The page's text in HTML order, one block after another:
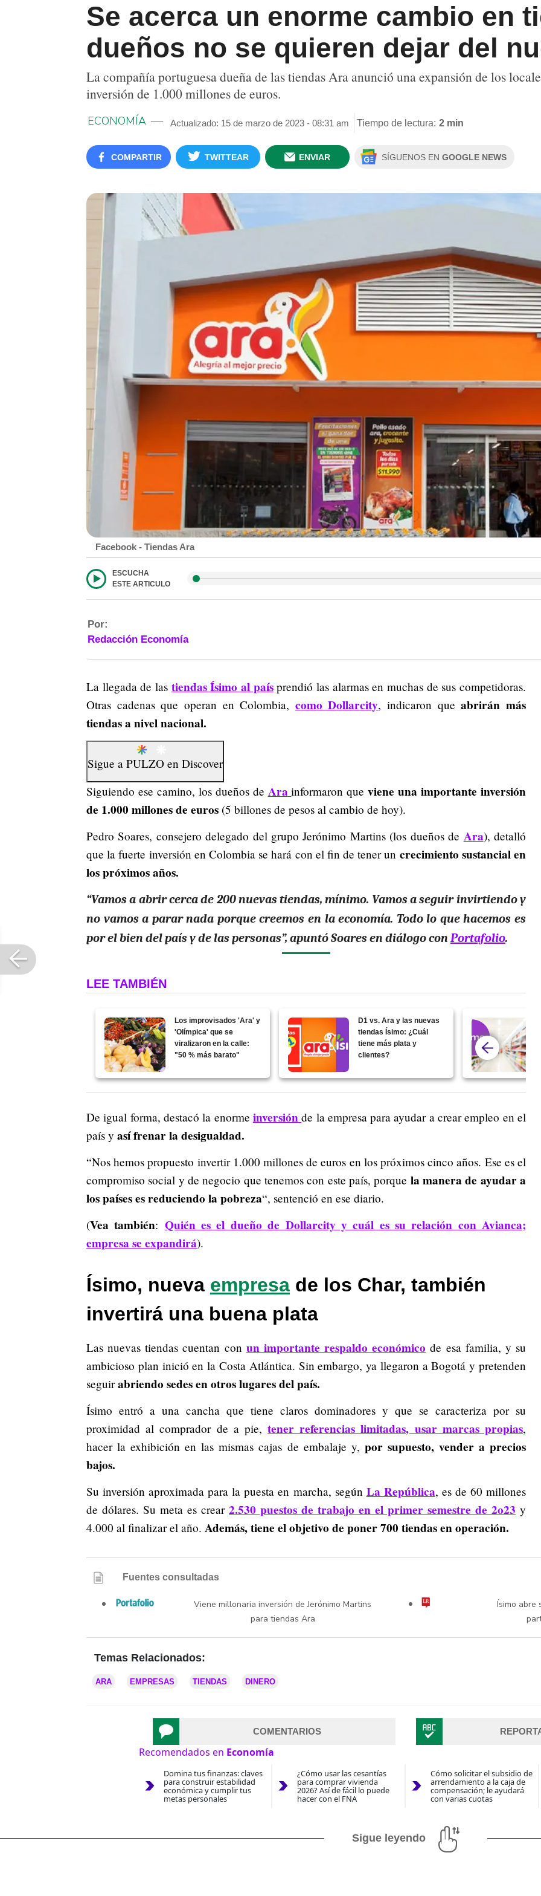
Se acerca un enorme cambio en
dueños no se quieren dejar del
La compañía portuguesa dueña de las tiendas Ara anunció una expansión de los
inversión de 1.000 millones de euros.
ECONOMÍA Actualizado: 15 de marzo de 2023 - 08:31 am Tiempo de lectura: 2 min
COMPARTIR TWITTEAR ENVIAR SÍGUENOS EN GOOGLE NEWS
Facebook - Tiendas Ara
ESCUCHA
ESTE ARTICULO
Por:
Redacción Economía
La llegada de las tiendas Ísimo al paísprendió las alarmas en muchas de sus competidoras.
Otras cadenas que operan en Colombia, como Dollarcity, indicaron queabrirán más
tiendas a nivel nacional.
Sigue a PULZO en Discover
Siguiendo ese camino, los dueños de Ara informaron que viene una importante inversión
de 1.000 millones de euros (5 billones de pesos al cambio de hoy).
Pedro Soares, consejero delegado del grupo Jerónimo Martins (los dueños de Ara), detalló
que la fuerte inversión en Colombia se hará con el fin de tener un crecimiento sustancial en
los próximos años.
“Vamos a abrir cerca de 200 nuevas tiendas, mínimo. Vamos a seguir invirtiendo y
no vamos a parar nada porque creemos en la economía. Todo lo que hacemos es
por el bien del país y de las personas”, apuntó Soares en diálogo conPortafolio.
LEE TAMBIÉN
Los improvisados 'Ara' y
'Olímpica' que se
viralizaron en la calle:
"50 % más barato"
D1 vs. Ara y las nuevas
tiendas Ísimo: ¿Cuál
tiene más plata y
clientes?
De igual forma, destacó la enorme inversión de la empresa para ayudar a crear empleo en el
país y así frenar la desigualdad.
“Nos hemos propuesto invertir 1.000 millones de euros en los próximos cinco años. Ese es el
compromiso social y de negocio que tenemos con este país, porque la manera de ayudar a
los países es reduciendo la pobreza“, sentenció en ese diario.
(Vea también: Quién es el dueño de Dollarcity y cuál es su relación con Avianca;
empresa se expandirá).
Ísimo, nueva empresa de los Char, también
invertirá una buena plata
Las nuevas tiendas cuentan con un importante respaldo económico de esa familia, y su
ambicioso plan inició en la Costa Atlántica. Sin embargo, ya llegaron a Bogotá y pretenden
seguirabriendo sedes en otros lugares del país.
Ísimo entró a una cancha que tiene claros dominadores y que se caracteriza por su
proximidad al comprador de a pie,tener referencias limitadas, usar marcas propias,
hacer la exhibición en las mismas cajas de embalaje y, por supuesto, vender a precios
bajos.
Su inversión aproximada para la puesta en marcha, según La República, es de 60 millones
de dólares. Su meta es crear 2.530 puestos de trabajo en el primer semestre de 2o23 y
4.000 al finalizar el año. Además, tiene el objetivo de poner 700 tiendas en operación.
Fuentes consultadas
Viene millonaria inversión de Jerónimo Martins
para tiendas Ara
Ísimo abre
Temas Relacionados:
ARA EMPRESAS TIENDAS DINERO
COMENTARIOS
Recomendados en Economía
Domina tus finanzas: claves
para construir estabilidad
económica y cumplir tus
metas personales
¿Cómo usar las cesantías
para comprar vivienda
2026? Así de fácil lo puede
hacer con el FNA
Cómo solicitar el subsidio de
arrendamiento a la caja de
compensación; le ayudará
con varias cuotas
Sigue leyendo